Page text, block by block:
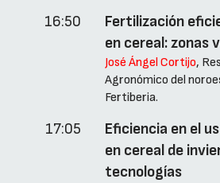
16:50
Fertilización
en cereal: zonas
José Ángel Cortijo,
Agronómico del
Fertiberia.
17:05
Eficiencia en el
en cereal de
tecnologías